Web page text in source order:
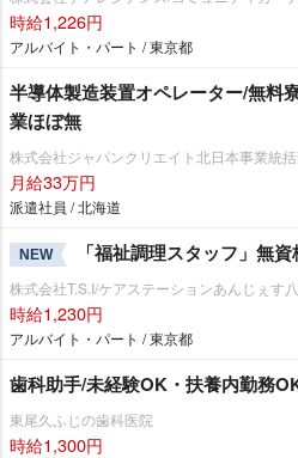
時給1,226円
アルバイト・パート / 東京都
半導体製造装置オペレーター/無料
業ほぼ無
株式会社ジャパンクリエイト北日本事業統
月給33万円
派遣社員 / 北海道
NEW 「福祉調理スタッフ」無
株式会社T.S.I/ケアステーションあんじぇす
時給1,230円
アルバイト・パート / 東京都
歯科助手/未経験OK・扶養内勤務
東尾久ふじの歯科医院
時給1,300円